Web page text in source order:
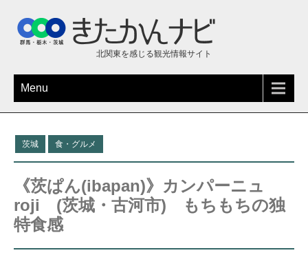
北関東を感じる観光情報サイト
Menu
茨城 食・グルメ
《茨ぱん(ibapan)》カンパーニュ
roji (茨城・古河市) もちもちの独
特食感